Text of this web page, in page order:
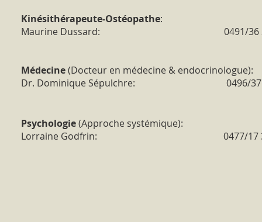
Kinésithérapeute-Ostéopathe:
Maurine Dussard: 0491/36
Médecine(Docteur en médecine & endocrinologue):
Dr. Dominique Sépulchre: 0496/
Psychologie(Approche systémique):
Lorraine Godfrin: 04